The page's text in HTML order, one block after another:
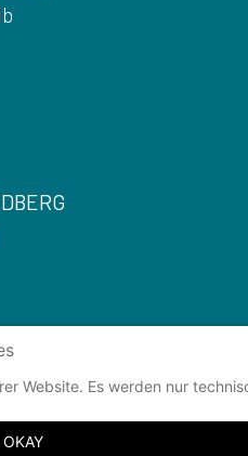
Website. Es werden nur
OKAY